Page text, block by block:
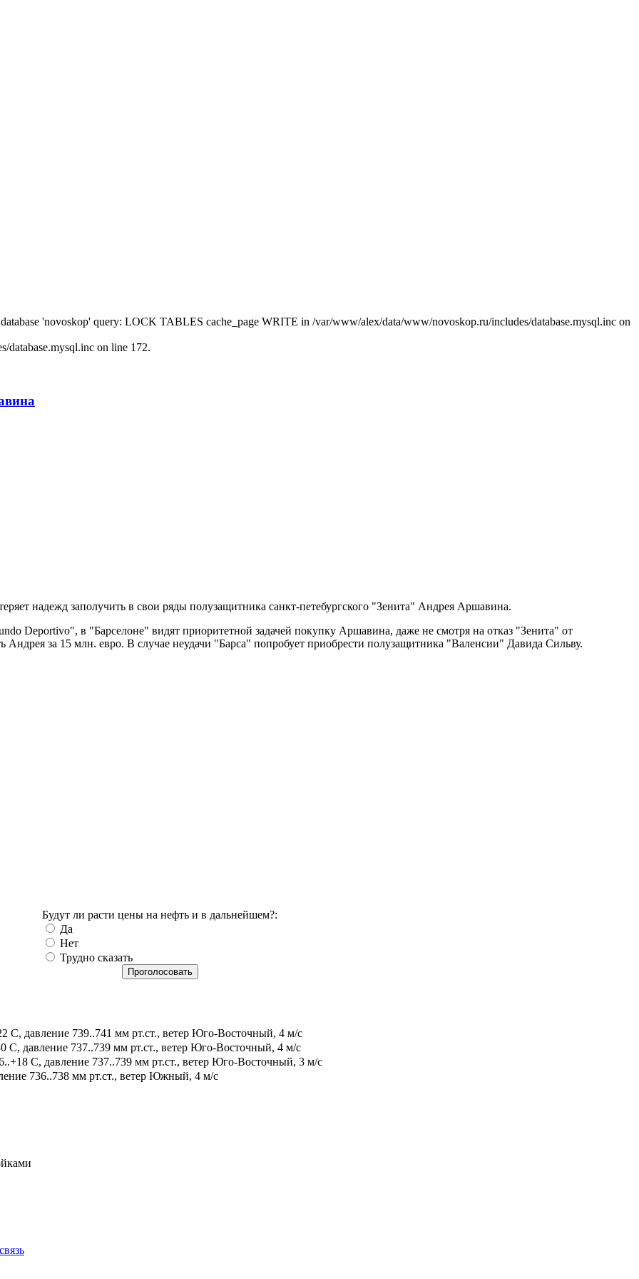
'novoskop' query: LOCK TABLES cache_page WRITE in /var/www/alex/data/www/novoskop.ru/includes/database.mysql.inc on
on line 172.
надежд заполучить в свои ряды полузащитника санкт-петебургского "Зенита" Андрея Аршавина.
Deportivo", в "Барселоне" видят приоритетной задачей покупку Аршавина, даже не смотря на отказ "Зенита" от
Андрея за 15 млн. евро. В случае неудачи "Барса" попробует приобрести полузащитника "Валенсии" Давида Сильву.
Будут ли расти цены на нефть и в дальнейшем?:
Да
Нет
Трудно сказать
С, давление 739..741 мм рт.ст., ветер Юго-Восточный, 4 м/с
С, давление 737..739 мм рт.ст., ветер Юго-Восточный, 4 м/с
С, давление 737..739 мм рт.ст., ветер Юго-Восточный, 3 м/с
736..738 мм рт.ст., ветер Южный, 4 м/с